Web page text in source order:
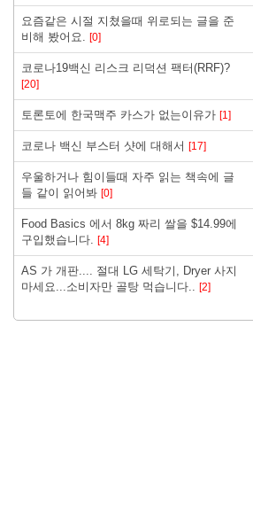
요즘같은 시절 지쳤을때 위로되는 글을 준
비해 봤어요. [0]
코로나19백신 리스크 리덕션 팩터(RRF)?
[20]
토론토에 한국맥주 카스가 없는이유가 [1]
코로나 백신 부스터 샷에 대해서 [17]
우울하거나 힘이들때 자주 읽는 책속에 글
들 같이 읽어봐 [0]
Food Basics 에서 8kg 짜리 쌀을 $14.99에
구입했습니다. [4]
AS 가 개판.... 절대 LG 세탁기, Dryer 사지
마세요...소비자만 골탕 먹습니다.. [2]